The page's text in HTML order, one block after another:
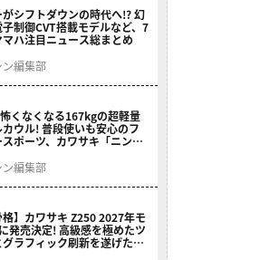
シフトダウンの時代へ!? 幻
制御CVT搭載モデルなど、7
ハ注目ニュース総まとめ
編集部
くなくなる167kgの超軽量
ウル! 普段使いも安心のフ
スポーツ、カワサキ「ニンジ
編集部
格】カワサキ Z250 2027年モ
発売決定! 高級感を極めたツ
ラフィック刷新を遂げた本